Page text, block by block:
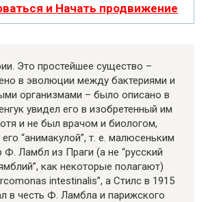
и Начать продвижение
Это простейшее существо –
в эволюции между бактериями и
организмами – было описано в
увидел его в изобретенный им
и не был врачом и биологом,
“анимакулой”, т. е. малюсеньким
Ламбл из Праги (а не “русский
как некоторые полагают)
intestinalis”, a Стилс в 1915
в честь Ф. Ламбла и парижского